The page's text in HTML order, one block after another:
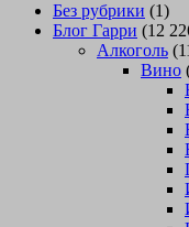
Без рубрики (1)
Блог Гарри (12
Алкоголь
Вино